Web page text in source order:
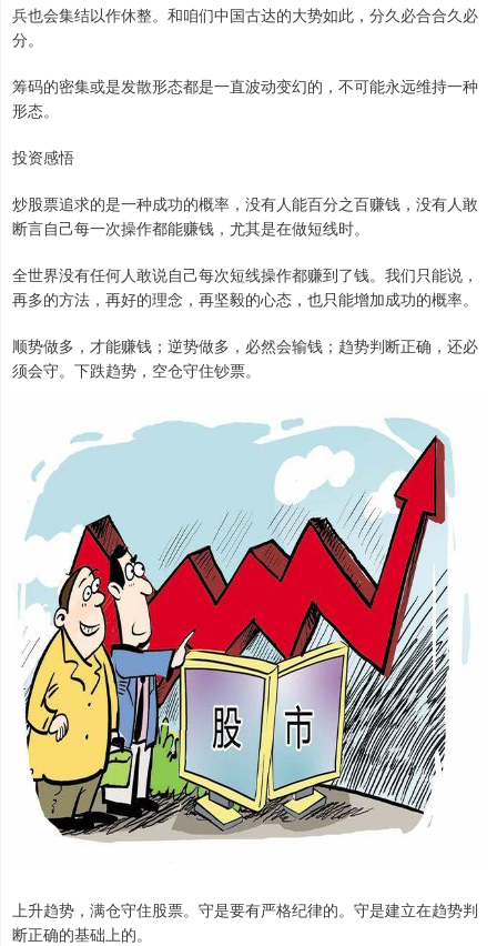
兵也会集结以作休整。和咱们中国古达的大势如此，分久必合合久必
分。
筹码的密集或是发散形态都是一直波动变幻的，不可能永远维持一种
形态。
投资感悟
炒股票追求的是一种成功的概率，没有人能百分之百赚钱，没有人敢
断言自己每一次操作都能赚钱，尤其是在做短线时。
全世界没有任何人敢说自己每次短线操作都赚到了钱。我们只能说，
再多的方法，再好的理念，再坚毅的心态，也只能增加成功的概率。
顺势做多，才能赚钱；逆势做多，必然会输钱；趋势判断正确，还必
须会守。下跌趋势，空仓守住钞票。
上升趋势，满仓守住股票。守是要有严格纪律的。守是建立在趋势判
断正确的基础上的。